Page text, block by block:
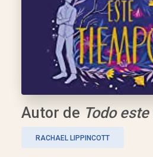
Autor de Todo
RACHAEL LIPPINCOTT